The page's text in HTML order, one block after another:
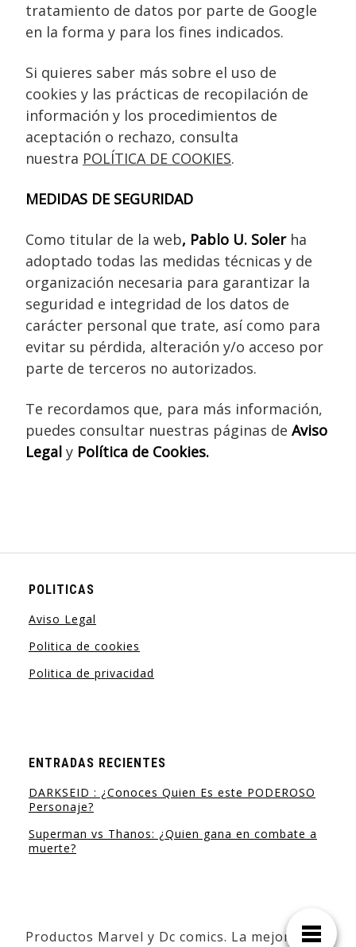
tratamiento de datos por parte de Google
en la forma y para los fines indicados.
Si quieres saber más sobre el uso de
cookies y las prácticas de recopilación de
información y los procedimientos de
aceptación o rechazo, consulta
nuestra POLÍTICA DE COOKIES.
MEDIDAS DE SEGURIDAD
Como titular de la web, Pablo U. Solerha
adoptado todas las medidas técnicas y de
organización necesaria para garantizar la
seguridad e integridad de los datos de
carácter personal que trate, así como para
evitar su pérdida, alteración y/o acceso por
parte de terceros no autorizados.
Te recordamos que, para más información,
puedes consultar nuestras páginas de Aviso
Legal y Política de Cookies.
POLITICAS
Aviso Legal
Politica de cookies
Politica de privacidad
ENTRADAS RECIENTES
DARKSEID : ¿Conoces Quien Es este PODEROSO
Personaje?
Superman vs Thanos: ¿Quien gana en combate a
muerte?
Productos Marvel y Dc comics. La mejor